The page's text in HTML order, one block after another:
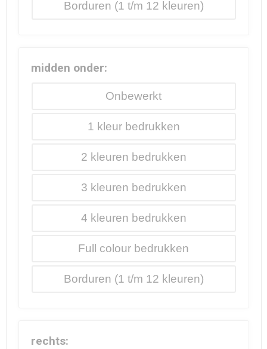
Borduren
midden onder:
Onbewerkt
1
2
3
4
Borduren
Full colour
rechts: